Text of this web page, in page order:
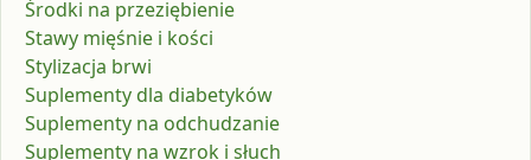
Środki na przeziębienie
Stawy mięśnie i kości
Stylizacja brwi
Suplementy dla diabetyków
Suplementy na odchudzanie
Suplementy na wzrok i słuch